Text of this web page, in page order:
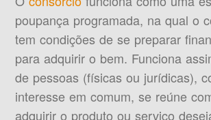
poupança programada, na qual o
tem condições de se preparar
para adquirir o bem. Funciona
de pessoas (físicas ou jurídicas),
interesse em comum, se reúne
adquirir o produto ou serviço